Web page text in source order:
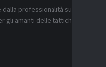
professionalità sui
gli amanti delle tattiche